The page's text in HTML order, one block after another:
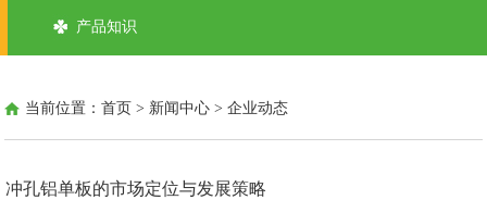
产品知识
当前位置：首页 > 新闻中心 >企业动态
冲孔铝单板的市场定位与发展策略